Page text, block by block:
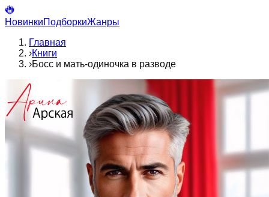
НовинкиПодборкиЖанры
Главная
›Книги
›Босс и мать-одиночка в разводе